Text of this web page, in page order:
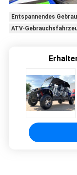
Entspannendes
ATV-